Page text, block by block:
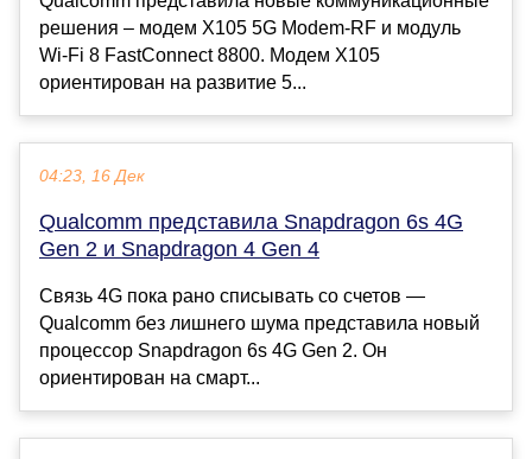
решения – модем X105 5G Modem-RF и модуль
Wi-Fi 8 FastConnect 8800. Модем X105
ориентирован на развитие 5...
04:23, 16 Дек
Qualcomm представила Snapdragon 6s 4G
Gen 2 и Snapdragon 4 Gen 4
Связь 4G пока рано списывать со счетов —
Qualcomm без лишнего шума представила новый
процессор Snapdragon 6s 4G Gen 2. Он
ориентирован на смарт...